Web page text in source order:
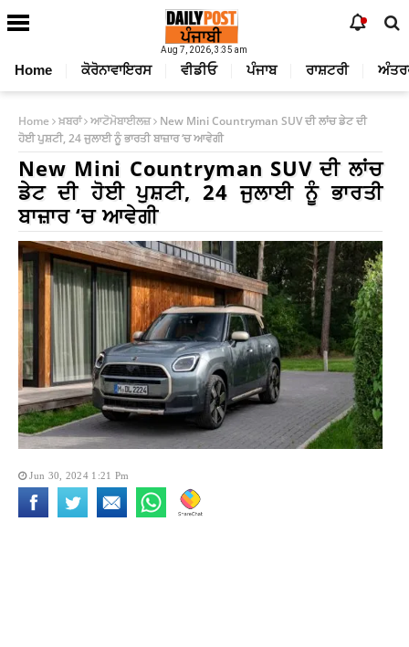
Aug 7, 2026, 3:35 am
Home ਕੋਰੋਨਾਵਾਇਰਸ ਵੀਡੀਓ ਪੰਜਾਬ ਰਾਸ਼ਟਰੀ
Home ਖ਼ਬਰਾਂ ਆਟੋਮੋਬਾਈਲਜ਼
New Mini Countryman SUV ਦੀ ਲਾਂਚ ਡੇਟ ਦੀ
ਹੋਈ ਪੁਸ਼ਟੀ, 24 ਜੁਲਾਈ ਨੂੰ ਭਾਰਤੀ ਬਾਜ਼ਾਰ ‘ਚ ਆਵੇਗੀ
New Mini Countryman SUV ਦੀ ਲਾਂਚ
ਡੇਟ ਦੀ ਹੋਈ ਪੁਸ਼ਟੀ, 24 ਜੁਲਾਈ ਨੂੰ ਭਾਰਤੀ
ਬਾਜ਼ਾਰ ‘ਚ ਆਵੇਗੀ
Jun 30, 2024 1:21 Pm